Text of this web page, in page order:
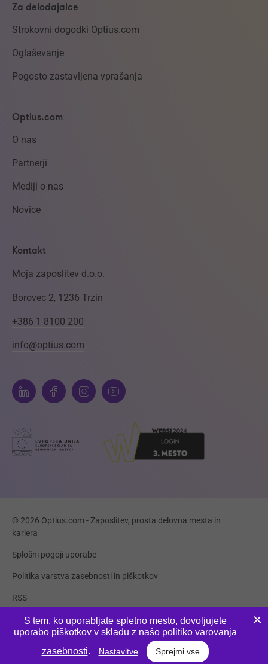
Za delodajalce
Strokovni dogodki Optius.com
Oglaševanje
Pogosto zastavljena vprašanja
Optius.com
O nas
Partnerji
Mediji o nas
Novice
Kontakt
Moja zaposlitev d.o.o.
Borovec 2, 1236 Trzin
+386 1 8100 200
info@optius.com
© 2026 Optius.com - Zaposlitev, prosta delovna mesta in
kariera
Splošni pogoji uporabe
Politika varstva zasebnosti in piškotkov
RSS
Piškotki
S tem, ko uporabljate spletno mesto, dovoljujete
uporabo piškotkov v skladu z našo politiko varovanja
zasebnosti. Nastavitve Sprejmi vse